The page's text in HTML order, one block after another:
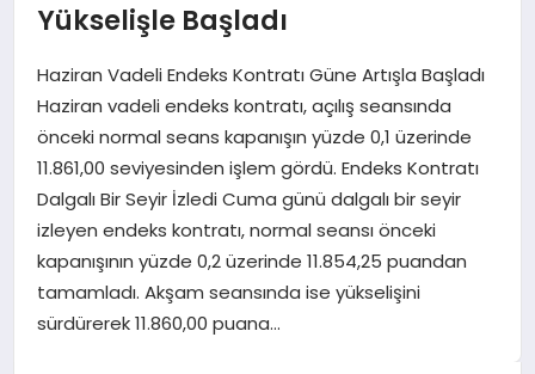
SAĞLIK
YAŞAM
EĞITIM
Yükselişle Başladı
Haziran Vadeli Endeks Kontratı Güne Artışla Başladı
Haziran vadeli endeks kontratı, açılış seansında
önceki normal seans kapanışın yüzde 0,1 üzerinde
11.861,00 seviyesinden işlem gördü. Endeks Kontratı
Dalgalı Bir Seyir İzledi Cuma günü dalgalı bir seyir
izleyen endeks kontratı, normal seansı önceki
kapanışının yüzde 0,2 üzerinde 11.854,25 puandan
tamamladı. Akşam seansında ise yükselişini
sürdürerek 11.860,00 puana…